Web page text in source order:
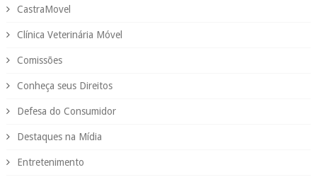
CastraMovel
Clínica Veterinária Móvel
Comissões
Conheça seus Direitos
Defesa do Consumidor
Destaques na Mídia
Entretenimento